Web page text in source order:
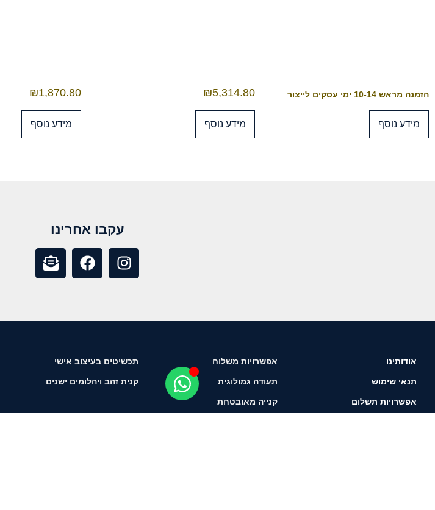
הזמנה מראש 10-14 ימי עסקים לייצור
מידע נוסף
₪5,314.80
מידע נוסף
₪1,870.80
מידע נוסף
עקבו אחרינו
אודותינו
תנאי שימוש
אפשרויות תשלום
אפשרויות משלוח
תעודה גמולוגית
קנייה מאובטחת
תכשיטים בעיצוב אישי
קנית זהב ויהלומים ישנים